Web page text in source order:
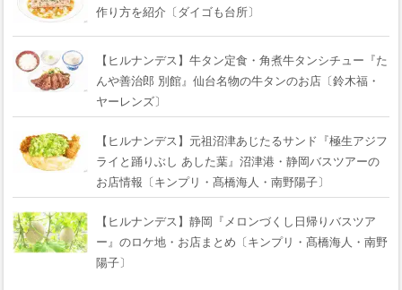
作り方を紹介〔ダイゴも台所〕
【ヒルナンデス】牛タン定食・角煮牛タンシチュー『た
んや善治郎 別館』仙台名物の牛タンのお店〔鈴木福・
ヤーレンズ〕
【ヒルナンデス】元祖沼津あじたるサンド『極生アジフ
ライと踊りぶし あした葉』沼津港・静岡バスツアーの
お店情報〔キンプリ・髙橋海人・南野陽子〕
【ヒルナンデス】静岡『メロンづくし日帰りバスツア
ー』のロケ地・お店まとめ〔キンプリ・髙橋海人・南野
陽子〕